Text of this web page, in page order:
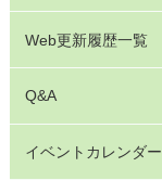
Web更新履歴一覧
Q&A
イベントカレンダー